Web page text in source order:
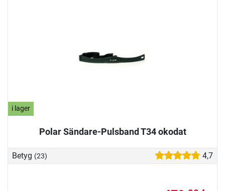
i lager
Polar Sändare-Pulsband T34 okodat
Betyg (23) 4,7